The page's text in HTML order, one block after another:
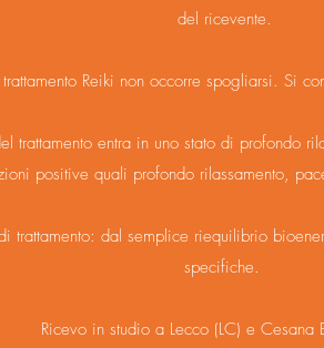
del ricevente.
trattamento Reiki non occorre spogliarsi. Si
trattamento entra in uno stato di profondo
positive quali profondo rilassamento,
trattamento: dal semplice riequilibrio
specifiche.
Ricevo in studio a Lecco (LC) e Cesana